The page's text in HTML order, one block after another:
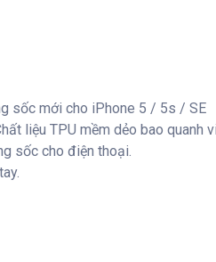
sốc mới cho iPhone 5 / 5s / SE
liệu TPU mềm dẻo bao quanh
sốc cho điện thoại.